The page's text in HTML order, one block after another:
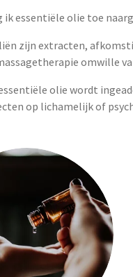
ik essentiële olie toe
zijn extracten,
omwille
olie wordt
op lichamelijk of